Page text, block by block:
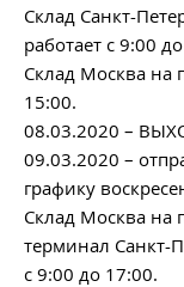
Склад Санкт-
работает с 9:00
Склад Москва на
15:00.
08.03.2020 –
09.03.2020 –
графику
Склад Москва на
терминал Санкт-
с 9:00 до 17:00.